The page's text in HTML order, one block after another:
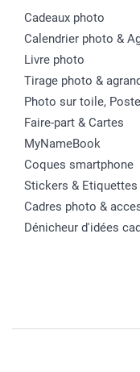
Cadeaux photo
Calendrier photo &
Livre photo
Tirage photo &
Photo sur toile,
Faire-part & Cartes
MyNameBook
Coques smartphone
Stickers & Etiquettes
Cadres photo &
Dénicheur d'idées